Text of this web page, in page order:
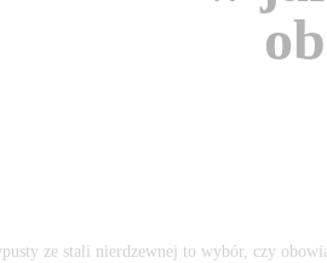
ze stali nierdzewnej to wybór, czy